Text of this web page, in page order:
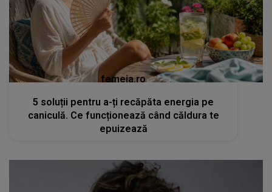
femeia.ro
5 soluții pentru a-ți recăpăta energia pe
caniculă. Ce funcționează când căldura te
epuizează